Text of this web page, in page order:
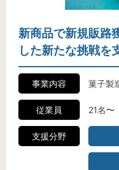
新商品で新規販路
した新たな挑戦を
事業内容 菓子製
従業員 21名〜
支援分野